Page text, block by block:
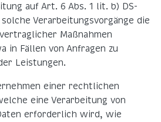
auf Art. 6 Abs. 1 lit. b) DS-
Verarbeitungsvorgänge die
Maßnahmen
in Fällen von Anfragen zu
Leistungen.
einer rechtlichen
eine Verarbeitung von
erforderlich wird, wie